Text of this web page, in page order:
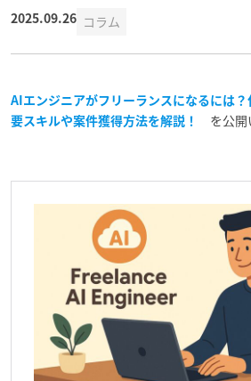
2025.09.26 コラム
AIエンジニアがフリーランスになるには
要スキルや案件獲得方法を解説！
を公開